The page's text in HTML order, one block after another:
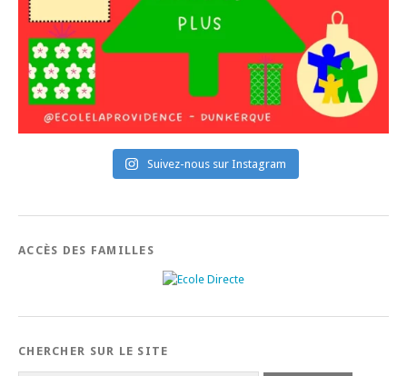
Suivez-nous sur Instagram
ACCÈS DES FAMILLES
CHERCHER SUR LE SITE